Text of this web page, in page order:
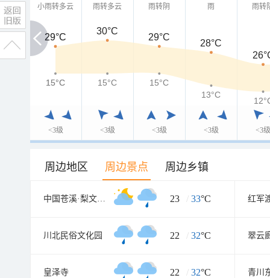
小雨转多云
<3级
雨转多云
<3级
雨转阴
<3级
雨
<3级
雨转
<3级
29°C
29°C
30°C
29°C
28°C
15°C
15°C 15°C
15°C
13°C
周边地区 周边景点 周边乡镇
中国苍溪·梨文化博览园 23 / 33°C 红军
川北民俗文化园 22 / 32°C 翠云
皇泽寺 22 / 32°C